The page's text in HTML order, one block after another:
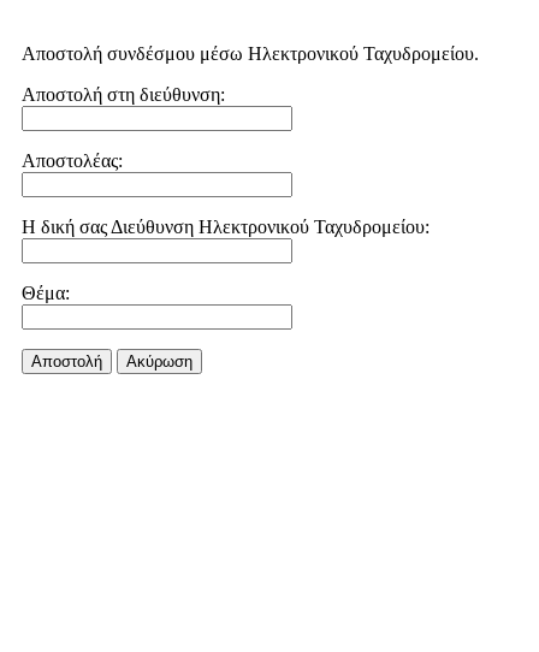
Αποστολή συνδέσμου μέσω Ηλεκτρονικού Ταχυδρομείου.
Αποστολή στη διεύθυνση:
Αποστολέας:
Η δική σας Διεύθυνση Ηλεκτρονικού Ταχυδρομείου:
Θέμα:
Αποστολή Aκύρωση